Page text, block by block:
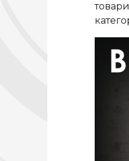
товари